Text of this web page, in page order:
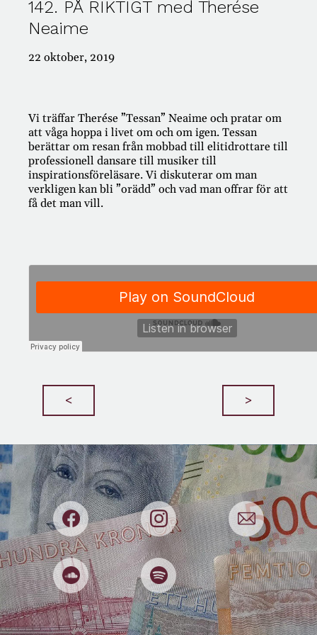
142. PÅ RIKTIGT med Therése
Neaime
22 oktober, 2019
Vi träffar Therése ”Tessan” Neaime och pratar om
att våga hoppa i livet om och om igen. Tessan
berättar om resan från mobbad till elitidrottare till
professionell dansare till musiker till
inspirationsföreläsare. Vi diskuterar om man
verkligen kan bli ”orädd” och vad man offrar för att
få det man vill.
< >
#421: PÅ RIKTIGT – Passion för pension!
#419: PÅ RIKTIGT med Klas Hallberg
Kategorier
AI
Arv
Auktioner
Barn
Begagnat
Bilar
Boekonomi
Boende
Bostadsmarknaden
Budget
Budgivningar
Buffert
Cookies
Deep Fake
Deklaration
Djur
Dricks
Dumpstring
E-handel
Effektivitet
El
Elitidrott